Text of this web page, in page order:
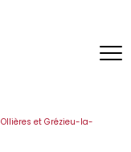
et Grézieu-la-